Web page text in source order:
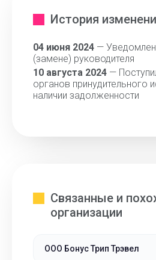
История
04 июня 2024 —
(замене) руководителя
10 августа 2024 —
органов принудительного
наличии задолженности
Связанные и
организации
ООО Бонус Трип Трэвел